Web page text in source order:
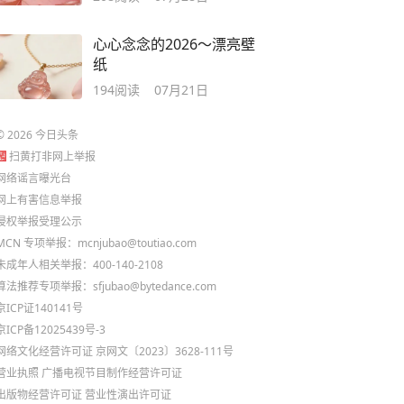
心心念念的2026～漂亮壁
纸
194阅读 07月21日
2026今日头条
扫黄打非网上举报
络谣言曝光台
上有害信息举报
权举报受理公示
专项举报：mcnjubao@toutiao.com
成年人相关举报：400-140-2108
法推荐专项举报：sfjubao@bytedance.com
ICP证140141号
ICP备12025439号-3
络文化经营许可证 京网文〔2023〕3628-111号
业执照 广播电视节目制作经营许可证
版物经营许可证 营业性演出许可证